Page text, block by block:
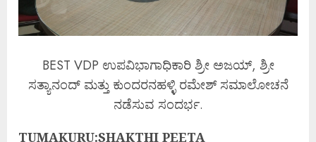
BEST VDP ಉಪವಿಭಾಗಾಧಿಕಾರಿ ಶ್ರೀ ಅಜಯ್, ಶ್ರೀ
ಸತ್ಯಾನಂದ್ ಮತ್ತು ಕುಂದರನಹಳ್ಳಿ ರಮೇಶ್ ಸಮಾಲೋಚನೆ
ನಡೆಸುವ ಸಂದರ್ಭ.
TUMAKURU:SHAKTHI PEETA